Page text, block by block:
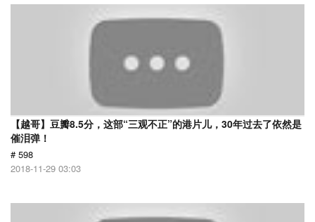
【越哥】豆瓣8.5分，这部“三观不正”的港片儿，30年过去了依然是
催泪弹！
# 598
2018-11-29 03:03